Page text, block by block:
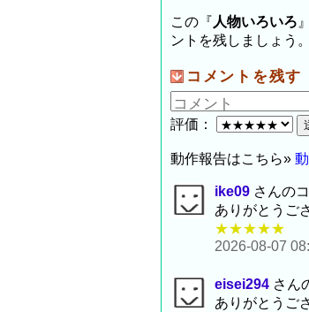
この『 人物いろいろ
ントを残しましょう。
コメントを残す
評価：
動作報告はこちら»
ike09 さんの
ありがとうご
★★★★★
2026-08-07
eisei294 さん
ありがとうご